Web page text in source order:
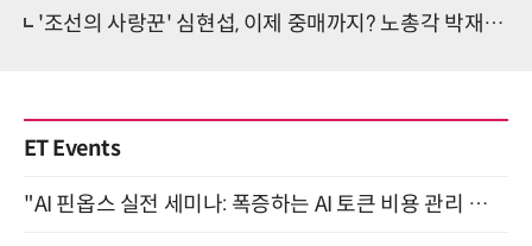
'조선의 사랑꾼' 심현섭, 이제 중매까지? 노총각 박재홍에 연애 코칭
ET Events
"AI 핀옵스 실전 세미나: 폭증하는 AI 토큰 비용 관리 전략" 8월 21일 개최